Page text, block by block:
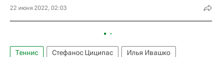
22 июня 2022, 02:03
Теннис Стефанос Циципас Илья Ивашко